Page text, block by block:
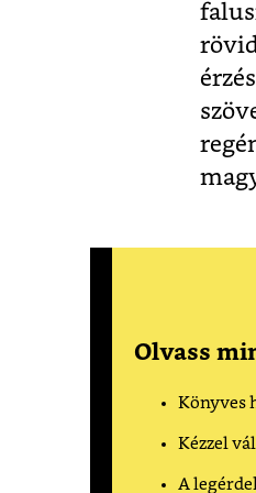
Olvass
Könyves
Kézzel
A